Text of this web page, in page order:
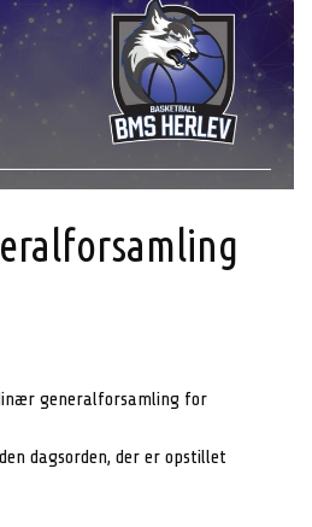
generalforsamling for
dagsorden, der er opstillet